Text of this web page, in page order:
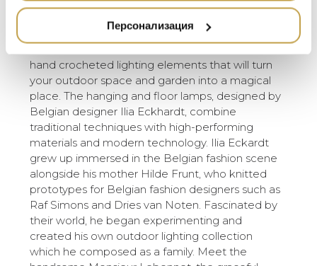
Персонализация
Latoque и шикозната Madame Cachet.
hand crocheted lighting elements that will turn
your outdoor space and garden into a magical
place. The hanging and floor lamps, designed by
Belgian designer Ilia Eckhardt, combine
traditional techniques with high-performing
materials and modern technology. Ilia Eckardt
grew up immersed in the Belgian fashion scene
alongside his mother Hilde Frunt, who knitted
prototypes for Belgian fashion designers such as
Raf Simons and Dries van Noten. Fascinated by
their world, he began experimenting and
created his own outdoor lighting collection
which he composed as a family. Meet the
ZUIVER
DUTCHBONE